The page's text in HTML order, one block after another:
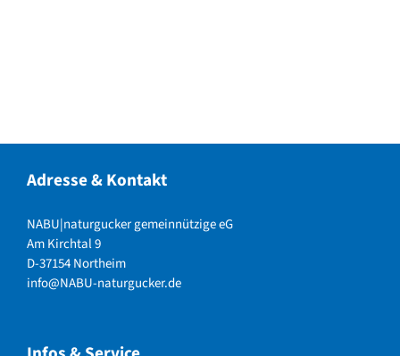
Adresse & Kontakt
NABU|naturgucker gemeinnützige eG
Am Kirchtal 9
D-37154 Northeim
info@NABU-naturgucker.de